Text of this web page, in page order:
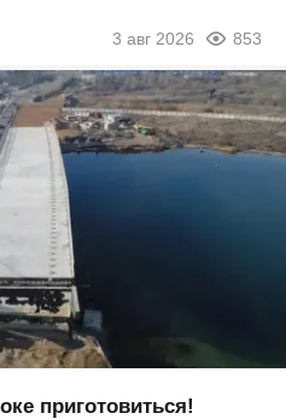
3 авг 2026 853
приготовиться!